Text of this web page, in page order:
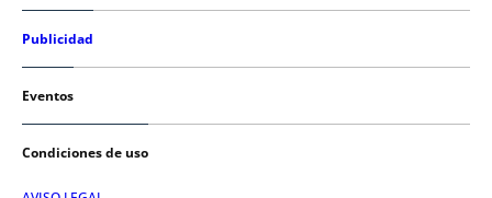
Publicidad
Eventos
Condiciones de uso